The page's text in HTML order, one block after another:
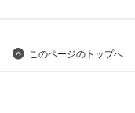
このページのトップへ